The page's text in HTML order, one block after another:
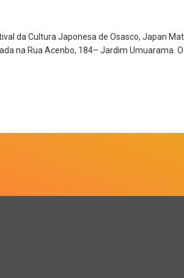
da Cultura Japonesa de Osasco, Japan
na Rua Acenbo, 184– Jardim Umuarama.